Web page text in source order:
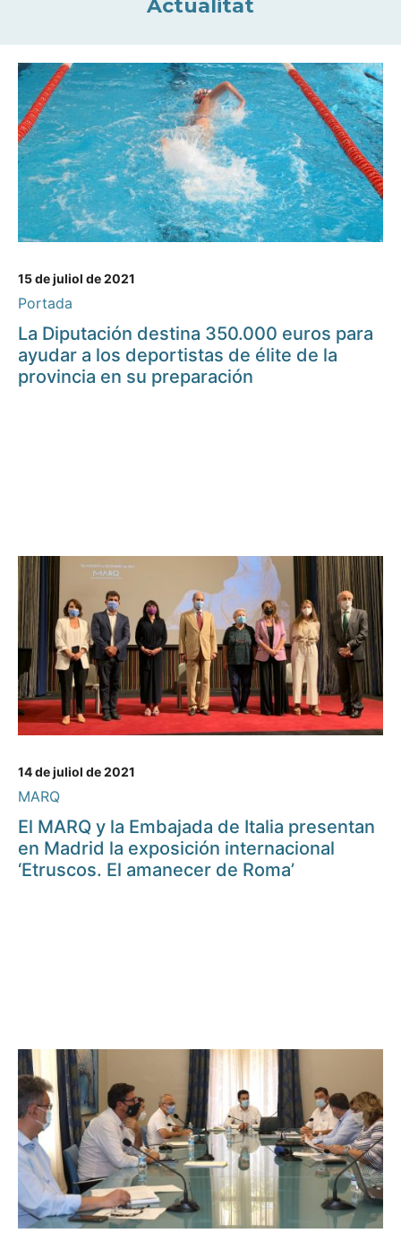
Actualitat
15 de juliol de 2021
Portada
La Diputación destina 350.000 euros para
ayudar a los deportistas de élite de la
provincia en su preparación
14 de juliol de 2021
MARQ
El MARQ y la Embajada de Italia presentan
en Madrid la exposición internacional
‘Etruscos. El amanecer de Roma’